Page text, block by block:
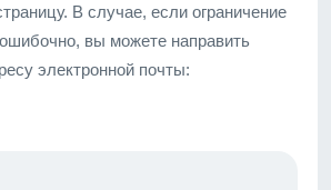
В случае, если ограничение
вы можете направить
электронной почты: